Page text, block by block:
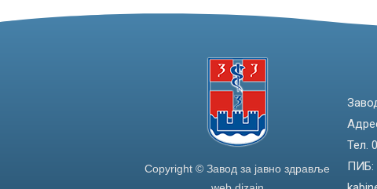
Copyright © Завод за јавно здравље
Тел.
ПИБ: